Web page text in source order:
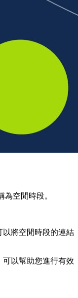
空閒時段。
以將空閒時段的連結
以幫助您進行有效